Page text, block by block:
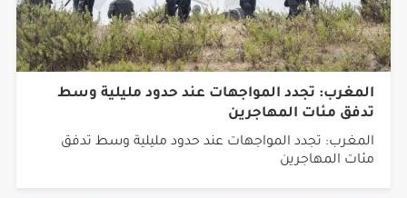
المغرب: تجدد المواجهات عند حدود مليلية وسط
تدفق مئات المهاجرين
المغرب: تجدد المواجهات عند حدود مليلية وسط تدفق
مئات المهاجرين